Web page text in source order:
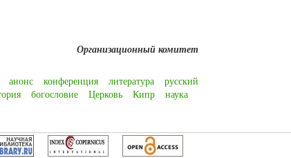
Организационный комитет
анонс конференция литература
русский
богословие Церковь Кипр наука